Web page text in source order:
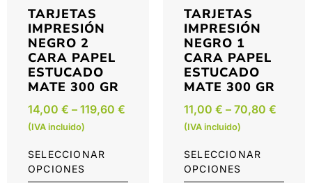
TARJETAS
IMPRESIÓN
NEGRO 2
CARA PAPEL
ESTUCADO
MATE 300 GR
14,00 € – 119,60 €
(IVA incluido)
SELECCIONAR
OPCIONES
TARJETAS
IMPRESIÓN
NEGRO 1
CARA PAPEL
ESTUCADO
MATE 300 GR
11,00 € – 70,80 €
(IVA incluido)
SELECCIONAR
OPCIONES